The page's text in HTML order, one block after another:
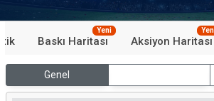
Baskı Haritası
Yeni
Aksiyon Haritası
Genel